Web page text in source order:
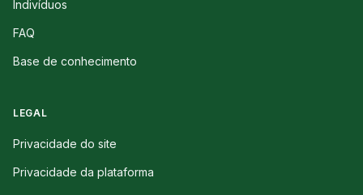
Indivíduos
FAQ
Base de conhecimento
LEGAL
Privacidade do site
Privacidade da plataforma